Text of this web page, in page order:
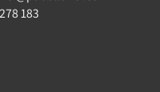
183